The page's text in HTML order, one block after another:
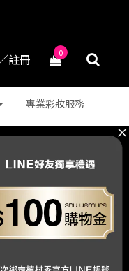
註冊 0
專業彩妝服務